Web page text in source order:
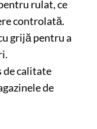
rulat, ce
controlată.
grijă pentru a
de calitate
de